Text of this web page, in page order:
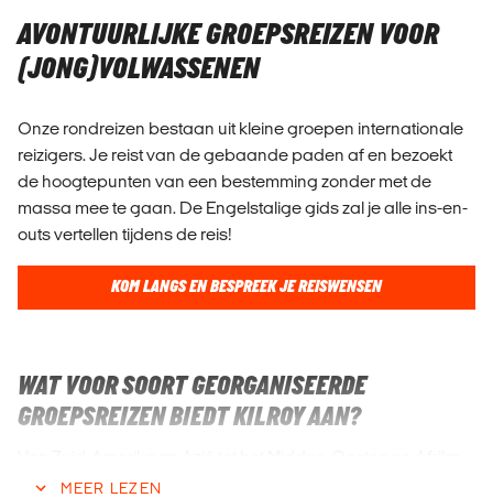
AVONTUURLIJKE GROEPSREIZEN VOOR
(JONG)VOLWASSENEN
Onze rondreizen bestaan uit kleine groepen internationale
reizigers. Je reist van de gebaande paden af en bezoekt
de hoogtepunten van een bestemming zonder met de
massa mee te gaan. De Engelstalige gids zal je alle ins-en-
outs vertellen tijdens de reis!
KOM LANGS EN BESPREEK JE REISWENSEN
WAT VOOR SOORT GEORGANISEERDE
GROEPSREIZEN BIEDT KILROY AAN?
bij ons kun je kiezen uit ontzettend veel groepsreizen. Je
MEER LEZEN